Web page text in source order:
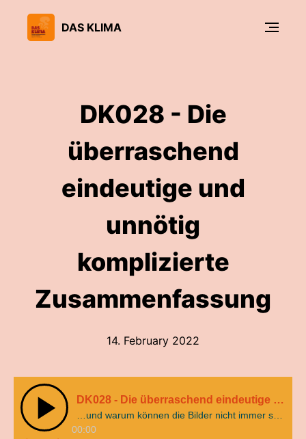
DAS KLIMA
DK028 - Die
überraschend
eindeutige und
unnötig
komplizierte
Zusammenfassung
14. February 2022
DK028 - Die überraschend eindeutige und unnötig komplizierte Zusammenfassung
00:00